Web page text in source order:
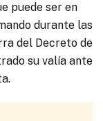
puede ser en
durante las
del Decreto de
su valía ante